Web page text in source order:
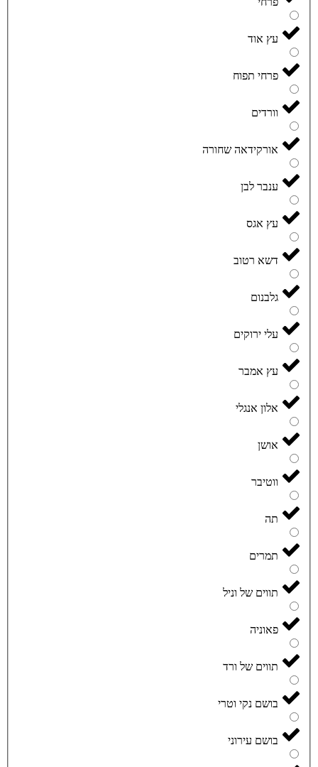
עץ אוד
פרחי תפוח
וורדים
אורקידאה שחורה
ענבר לבן
עץ אגס
דשא רטוב
גלבנום
עלי ירוקים
עץ אמבר
אלון אנגלי
אושן
ווטיבר
תה
תמרים
תווים של וניל
פאוניה
תווים של ורד
בושם נקי וטרי
בושם עירוני